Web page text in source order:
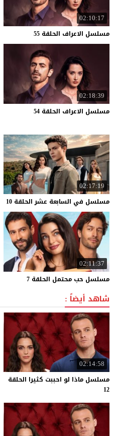
02:10:17
مسلسل الاعراف الحلقة 55
02:18:39
مسلسل الاعراف الحلقة 54
02:17:19
مسلسل في السابعة عشر الحلقة 10
02:11:37
مسلسل حب محتمل الحلقة 7
شاهد أيضاً :
02:14:58
مسلسل ماذا لو احببت كثيرا الحلقة
12